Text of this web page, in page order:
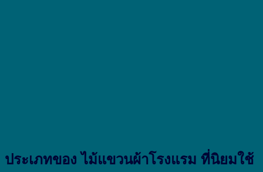
ประเภทของ ไม้แขวนผ้าโรงแรม ที่นิยมใช้